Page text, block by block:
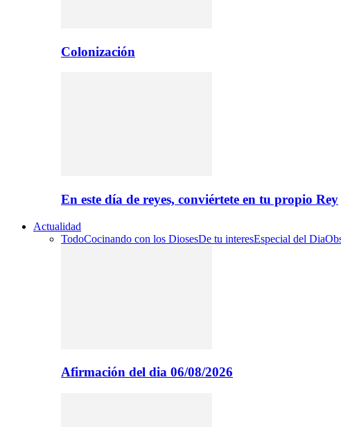
Colonización
En este día de reyes, conviértete en tu propio Rey
Actualidad
TodoCocinando con los DiosesDe tu interesEspecial del Dia
Afirmación del dia 06/08/2026